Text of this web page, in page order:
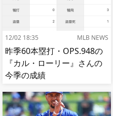
12/02 18:35 MLB NEWS
昨季60本塁打・OPS.948の
『カル・ローリー』さんの
今季の成績